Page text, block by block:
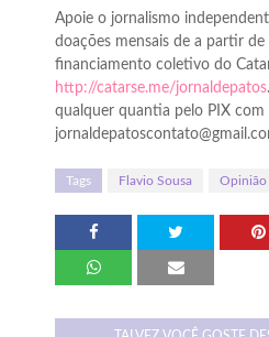
Apoie o jornalismo
doações mensais de a partir
financiamento coletivo do
http://catarse.me/jornaldepatos
qualquer quantia pelo PIX com
Tags Flavio Sousa Opinião